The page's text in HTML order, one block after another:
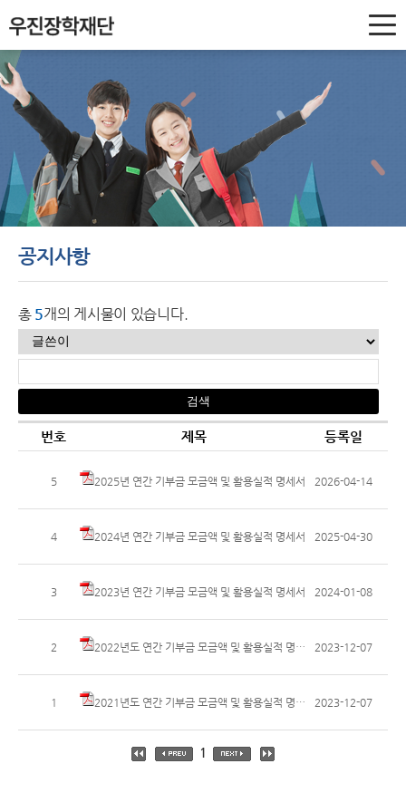
우
진
학
단
공지사항
총 5개의 게시물이 있습니다.
번호 제목 등록일
5 2025년 연간 기부금 모금액 및 활용실적 명세서 2026-04-14
4 2024년 연간 기부금 모금액 및 활용실적 명세서 2025-04-30
3 2023년 연간 기부금 모금액 및 활용실적 명세서 2024-01-08
2 2022년도 연간 기부금 모금액 및 활용실적 명세서 2023-12-07
1 2021년도 연간 기부금 모금액 및 활용실적 명세서 2023-12-07
1